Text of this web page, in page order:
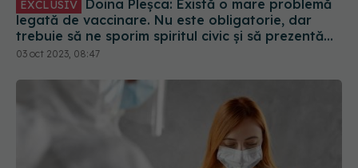
corect minusurile și plusurile fiecărui vaccin
03 oct 2023, 08:47